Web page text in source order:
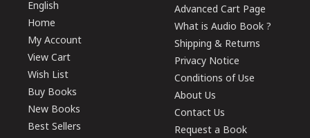
English
Home
My Account
View Cart
Wish List
Buy Books
New Books
Best Sellers
Advanced Cart Page
What is Audio Book ?
Shipping & Returns
Privacy Notice
Conditions of Use
About Us
Contact Us
Request a Book